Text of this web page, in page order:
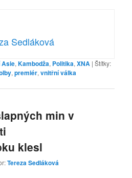
Sedláková
Asie,Kambodža, Politika,XNA |Štítky:
,premiér,vnitřní válka
min v
klesl
Tereza Sedláková